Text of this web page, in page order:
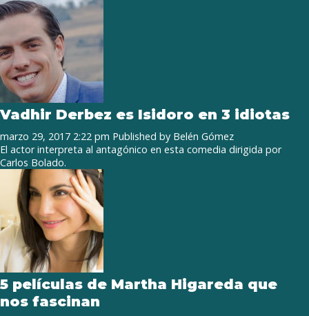
Vadhir Derbez es Isidoro en 3 idiotas
marzo 29, 2017 2:22 pm Published by Belén Gómez
El actor interpreta al antagónico en esta comedia dirigida por
Carlos Bolado.
5 películas de Martha Higareda que
nos fascinan